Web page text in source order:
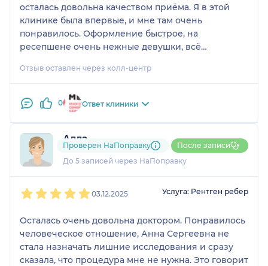
осталась довольна качеством приёма. Я в этой
клинике была впервые, и мне там очень
понравилось. Оформление быстрое, на
ресепшене очень нежные девушки, всё
впечатление.
Отзыв оставлен через колл-центр
0 Ответ клиники
Алла
1 отзыв
До 5 записей через НаПоправку
Проверен НаПоправку После записи
03.12.2025 Услуга: Рентген ребер
Осталась очень довольна доктором. Понравилось
человеческое отношение, Анна Сергеевна не
стала назначать лишние исследования и сразу
сказала, что процедура мне не нужна. Это говорит